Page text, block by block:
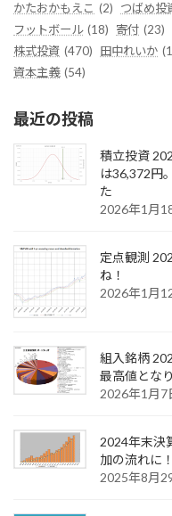
かたおかもえこ (2) つばめ投
フットボール (18) 寄付 (23)
株式投資 (470) 田中れいか
資本主義 (54)
最近の投稿
積立投資
は36,372円
た
2026年1月
定点観測
ね！
2026年1月
組入銘柄
最高値とな
2026年1月7
2024年末決
加の流れに！
2025年8月